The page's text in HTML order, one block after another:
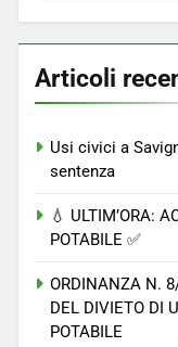
Articoli
Usi civici a
sentenza
💧 ULTIM’ORA:
POTABILE ✅
ORDINANZA N.
DEL DIVIETO DI
POTABILE